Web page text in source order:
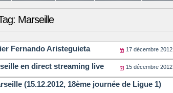
Marseille
Fernando Aristeguieta 17 décembre 2012
en direct streaming live 15 décembre 2012
(15.12.2012, 18ème journée de Ligue 1)